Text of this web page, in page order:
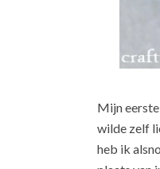
Mijn
wilde zelf
heb ik